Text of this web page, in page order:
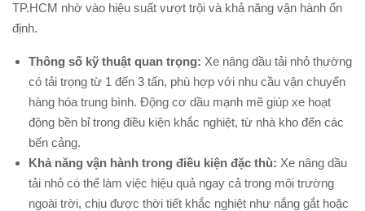
TP.HCM nhờ vào hiệu suất vượt trội và khả năng vận hành ổn
định.
Thông số kỹ thuật quan trọng: Xe nâng dầu tải nhỏ thường
có tải trọng từ 1 đến 3 tấn, phù hợp với nhu cầu vận chuyển
hàng hóa trung bình. Động cơ dầu mạnh mẽ giúp xe hoạt
động bền bỉ trong điều kiện khắc nghiệt, từ nhà kho đến các
bến cảng.
Khả năng vận hành trong điều kiện đặc thù: Xe nâng dầu
tải nhỏ có thể làm việc hiệu quả ngay cả trong môi trường
ngoài trời, chịu được thời tiết khắc nghiệt như nắng gắt hoặc